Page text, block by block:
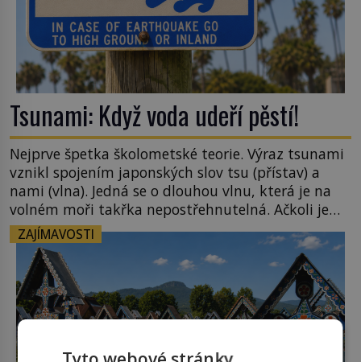
Tsunami: Když voda udeří pěstí!
Nejprve špetka školometské teorie. Výraz tsunami
vznikl spojením japonských slov tsu (přístav) a
nami (vlna). Jedná se o dlouhou vlnu, která je na
volném moři takřka nepostřehnutelná. Ačkoli je
vlnová délka tsunami i 300 kilometrů, výška vlny
na volném moři je maximálně 1,5 metru. Máme se
podobné obří vlny obávat i v Evropě? Vznik
tsunami si […]
ZAJÍMAVOSTI